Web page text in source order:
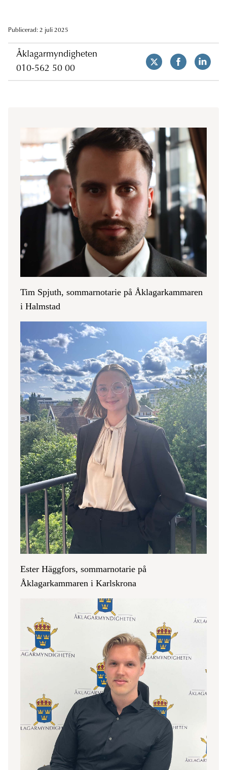
Publicerad: 2 juli 2025
Åklagarmyndigheten
010-562 50 00
Tim Spjuth, sommarnotarie på Åklagarkammaren
i Halmstad
Ester Häggfors, sommarnotarie på
Åklagarkammaren i Karlskrona